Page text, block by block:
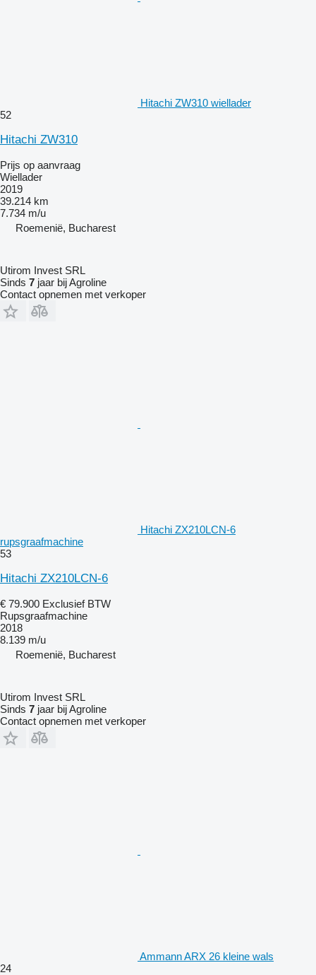
Hitachi ZW310 wiellader
52
Hitachi ZW310
Prijs op aanvraag
Wiellader
2019
39.214 km
7.734 m/u
Roemenië, Bucharest
Utirom Invest SRL
Sinds 7 jaar bij Agroline
Contact opnemen met verkoper
Hitachi ZX210LCN-6
rupsgraafmachine
53
Hitachi ZX210LCN-6
€ 79.900 Exclusief BTW
Rupsgraafmachine
2018
8.139 m/u
Roemenië, Bucharest
Utirom Invest SRL
Sinds 7 jaar bij Agroline
Contact opnemen met verkoper
Ammann ARX 26 kleine wals
24